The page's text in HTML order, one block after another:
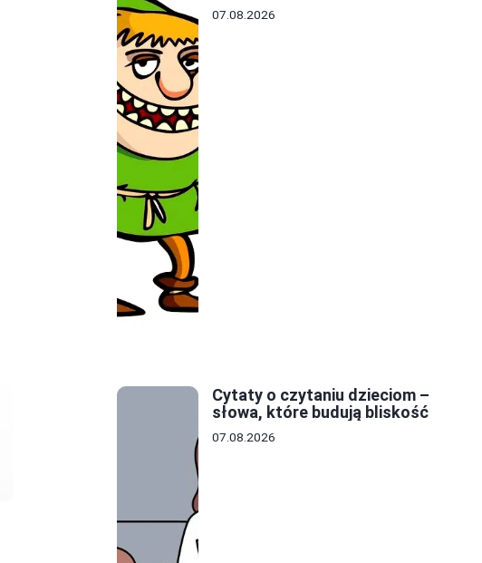
07.08.2026
Cytaty o czytaniu dzieciom –
słowa, które budują bliskość
07.08.2026